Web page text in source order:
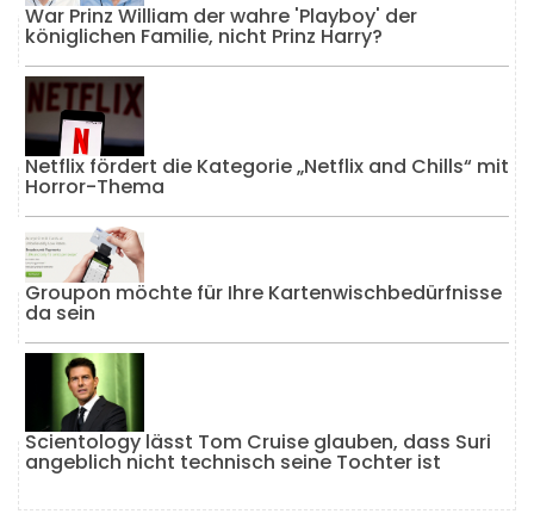
War Prinz William der wahre 'Playboy' der
königlichen Familie, nicht Prinz Harry?
Netflix fördert die Kategorie „Netflix and Chills“ mit
Horror-Thema
Groupon möchte für Ihre Kartenwischbedürfnisse
da sein
Scientology lässt Tom Cruise glauben, dass Suri
angeblich nicht technisch seine Tochter ist